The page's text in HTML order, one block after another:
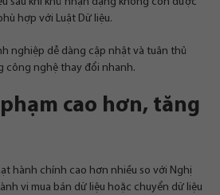
hợp với Luật Dữ liệu.
nghiệp dễ dàng cập nhật và tuân thủ
công nghệ thay đổi nhanh.
cao hơn, tăng
hành chính cao hơn nhiều so với Nghị
vi mua bán dữ liệu hoặc chuyển dữ liệu